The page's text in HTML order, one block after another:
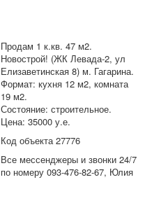
Продам 1 к.кв. 47 м2.
Новострой! (ЖК Левада-2, ул
Елизаветинская 8) м. Гагарина.
Формат: кухня 12 м2, комната
19 м2.
Состояние: строительное.
Цена: 35000 у.е.
Код объекта 27776
Все мессенджеры и звонки 24/7
по номеру 093-476-82-67, Юлия